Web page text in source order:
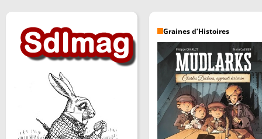
Graines d’Histoires